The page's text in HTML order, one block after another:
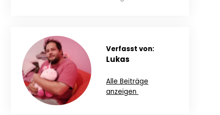
Verfasst von:
Lukas
Alle Beiträge
anzeigen